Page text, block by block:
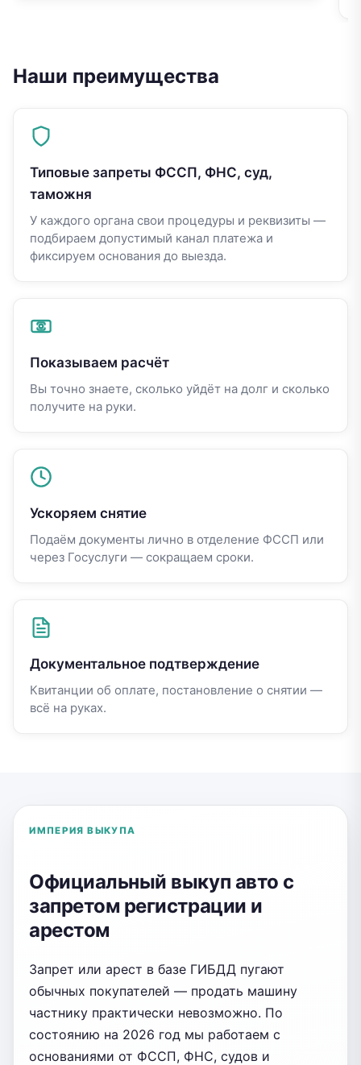
Наши преимущества
Типовые запреты ФССП, ФНС, суд,
таможня
У каждого органа свои процедуры и реквизиты —
подбираем допустимый канал платежа и
фиксируем основания до выезда.
Показываем расчёт
Вы точно знаете, сколько уйдёт на долг и сколько
получите на руки.
Ускоряем снятие
Подаём документы лично в отделение ФССП или
через Госуслуги — сокращаем сроки.
Документальное подтверждение
Квитанции об оплате, постановление о снятии —
всё на руках.
ИМПЕРИЯ ВЫКУПА
Официальный выкуп авто с
запретом регистрации и
арестом
Запрет или арест в базе ГИБДД пугают
обычных покупателей — продать машину
частнику практически невозможно. По
состоянию на 2026 год мы работаем с
основаниями от ФССП, ФНС, судов и